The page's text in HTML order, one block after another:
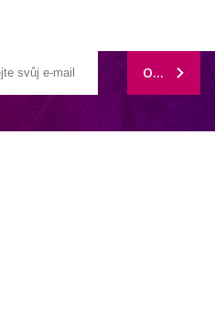
ODEBÍRAT